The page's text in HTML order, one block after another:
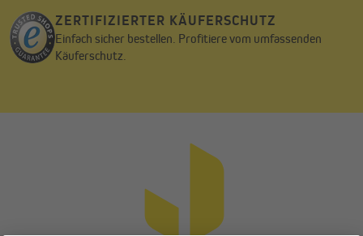
ZERTIFIZIERTER KÄUFERSCHUTZ
Einfach sicher bestellen. Profitiere vom umfassenden
Käuferschutz.